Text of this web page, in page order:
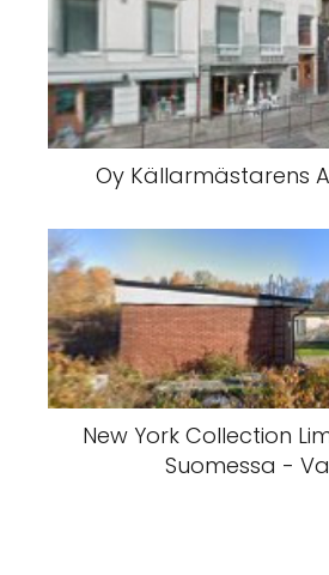
Oy Källarmästarens
New York Collection
Suomessa -